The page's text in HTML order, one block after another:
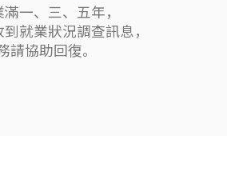
一、三、五年，
就業狀況調查訊息，
請協助回復。